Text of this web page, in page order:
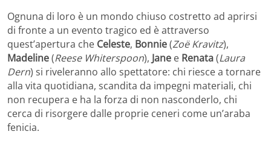
Ognuna di loro è un mondo chiuso costretto ad aprirsi
di fronte a un evento tragico ed è attraverso
quest’apertura che Celeste, Bonnie(Zoë Kravitz),
Madeline(Reese Whiterspoon), Jane e Renata(Laura
Dern) si riveleranno allo spettatore: chi riesce a tornare
alla vita quotidiana, scandita da impegni materiali, chi
non recupera e ha la forza di non nasconderlo, chi
cerca di risorgere dalle proprie ceneri come un’araba
fenicia.